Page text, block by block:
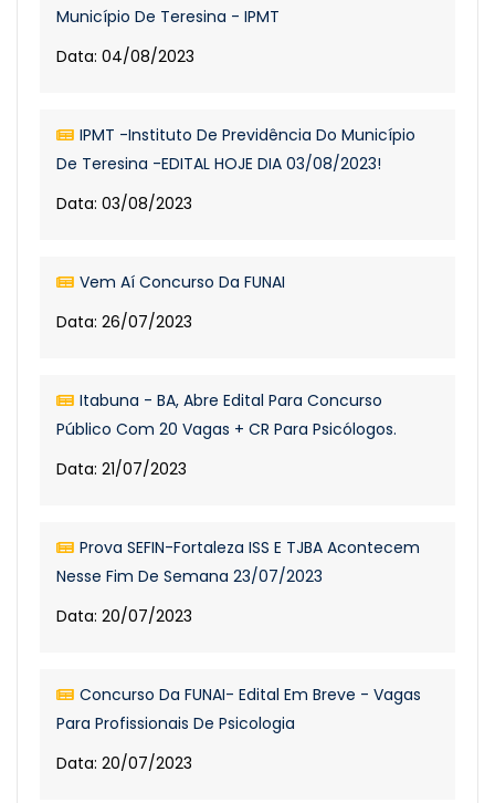
Município De Teresina - IPMT
Data: 04/08/2023
IPMT -Instituto De Previdência Do Município
De Teresina -EDITAL HOJE DIA 03/08/2023!
Data: 03/08/2023
Vem Aí Concurso Da FUNAI
Data: 26/07/2023
Itabuna - BA, Abre Edital Para Concurso
Público Com 20 Vagas + CR Para Psicólogos.
Data: 21/07/2023
Prova SEFIN-Fortaleza ISS E TJBA Acontecem
Nesse Fim De Semana 23/07/2023
Data: 20/07/2023
Concurso Da FUNAI- Edital Em Breve - Vagas
Para Profissionais De Psicologia
Data: 20/07/2023